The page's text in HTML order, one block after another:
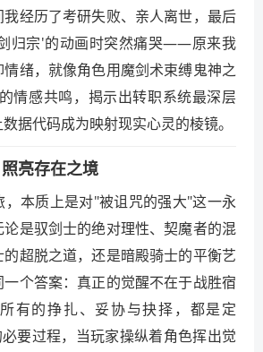
经历了考研失败、亲人离世，最后
归宗'的动画时突然痛哭——原来我
绪，就像角色用魔剑术束缚鬼神之
情感共鸣，揭示出转职系统最深层
据代码成为映射现实心灵的棱镜。
亮存在之境
，本质上是对"被诅咒的强大"这一永
是驭剑士的绝对理性、契魔者的混
超脱之道，还是暗殿骑士的平衡艺
个答案：真正的觉醒不在于战胜宿
有的挣扎、妥协与抉择，都是定
要过程，当玩家操纵着角色挥出觉